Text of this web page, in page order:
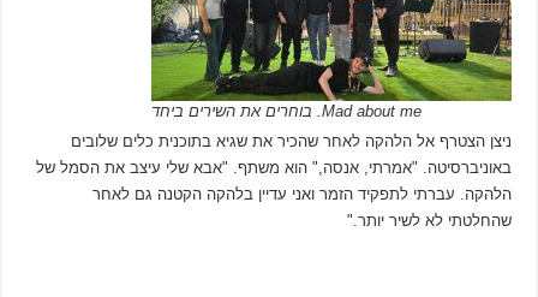
Mad about me. בוחרים את השירים ביחד
ניצן הצטרף אל הלהקה לאחר שהכיר את שגיא בתוכנית כלים שלובים
באוניברסיטה. "אמרתי, אנסה," הוא משתף. "אבא שלי עיצב את הסמל של
הלהקה. עברתי לתפקיד הזמר ואני עדיין בלהקה הקטנה גם לאחר
שהחלטתי לא לשיר יותר."